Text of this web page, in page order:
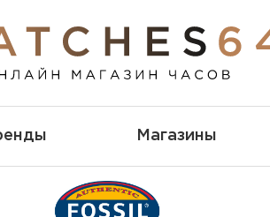
Магазины